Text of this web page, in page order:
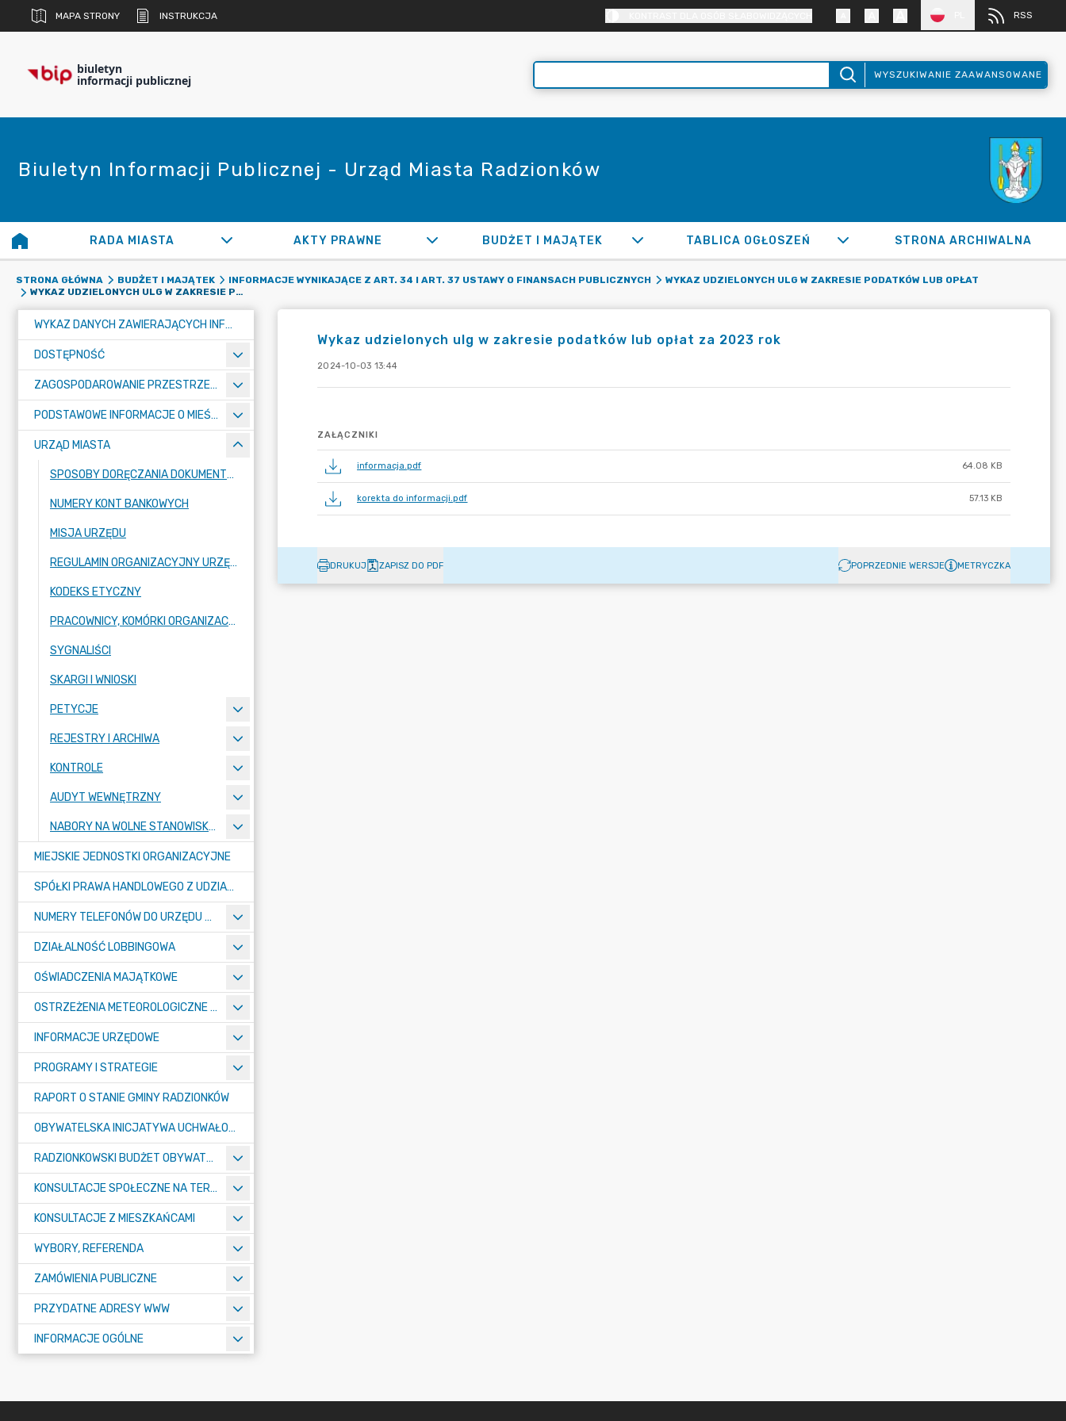
MAPA STRONY INSTRUKCJA RSS
biuletyn
informacji publicznej WYSZUKIWANIE ZAAWANSOWANE
Biuletyn Informacji Publicznej - Urząd Miasta Radzionków
RADA MIASTA AKTY PRAWNE BUDŻET I MAJĄTEK TABLICA OGŁOSZEŃ STRONA ARCHIWALNA
STRONA GŁÓWNA BUDŻET I MAJĄTEK INFORMACJE WYNIKAJĄCE Z ART. 34 I ART. 37 USTAWY O FINANSACH PUBLICZNYCH
WYKAZ UDZIELONYCH ULG W ZAKRESIE PODATKÓW LUB OPŁAT
WYKAZ UDZIELONYCH ULG W ZAKRESIE PODATKÓW LUB OPŁAT ZA 2023 ROK
WYKAZ DANYCH ZAWIERAJĄCYCH INFORMACJE O ŚRODOWISKU I JEGO OCHRONIE
DOSTĘPNOŚĆ
ZAGOSPODAROWANIE PRZESTRZENNE
PODSTAWOWE INFORMACJE O MIEŚCIE
URZĄD MIASTA
SPOSOBY DORĘCZANIA DOKUMENTÓW DO URZĘDU MIASTA RADZIONKÓW
NUMERY KONT BANKOWYCH
MISJA URZĘDU
REGULAMIN ORGANIZACYJNY URZĘDU
KODEKS ETYCZNY
PRACOWNICY, KOMÓRKI ORGANIZACYJNE URZĘDU
SYGNALIŚCI
SKARGI I WNIOSKI
PETYCJE
REJESTRY I ARCHIWA
KONTROLE
AUDYT WEWNĘTRZNY
NABORY NA WOLNE STANOWISKA PRACY
MIEJSKIE JEDNOSTKI ORGANIZACYJNE
SPÓŁKI PRAWA HANDLOWEGO Z UDZIAŁEM GMINY
NUMERY TELEFONÓW DO URZĘDU MIASTA, MIEJSKICH JEDNOSTEK ORGANIZACYJNYCH ORAZ SPÓŁEK PRAWA HANDLOWEGO Z UDZIAŁEM GMINY
DZIAŁALNOŚĆ LOBBINGOWA
OŚWIADCZENIA MAJĄTKOWE
OSTRZEŻENIA METEOROLOGICZNE O ZŁYM STANIE POWIETRZA I INNE
INFORMACJE URZĘDOWE
PROGRAMY I STRATEGIE
RAPORT O STANIE GMINY RADZIONKÓW
OBYWATELSKA INICJATYWA UCHWAŁODAWCZA
RADZIONKOWSKI BUDŻET OBYWATELSKI
KONSULTACJE SPOŁECZNE NA TERENIE MIASTA RADZIONKÓW
KONSULTACJE Z MIESZKAŃCAMI
WYBORY, REFERENDA
ZAMÓWIENIA PUBLICZNE
PRZYDATNE ADRESY WWW
INFORMACJE OGÓLNE
Wykaz udzielonych ulg w zakresie podatków lub opłat za 2023 rok
2024-10-03 13:44
ZAŁĄCZNIKI
informacja.pdf 64.08 KB
korekta do informacji.pdf 57.13 KB
DRUKUJ ZAPISZ DO PDF POPRZEDNIE WERSJE METRYCZKA